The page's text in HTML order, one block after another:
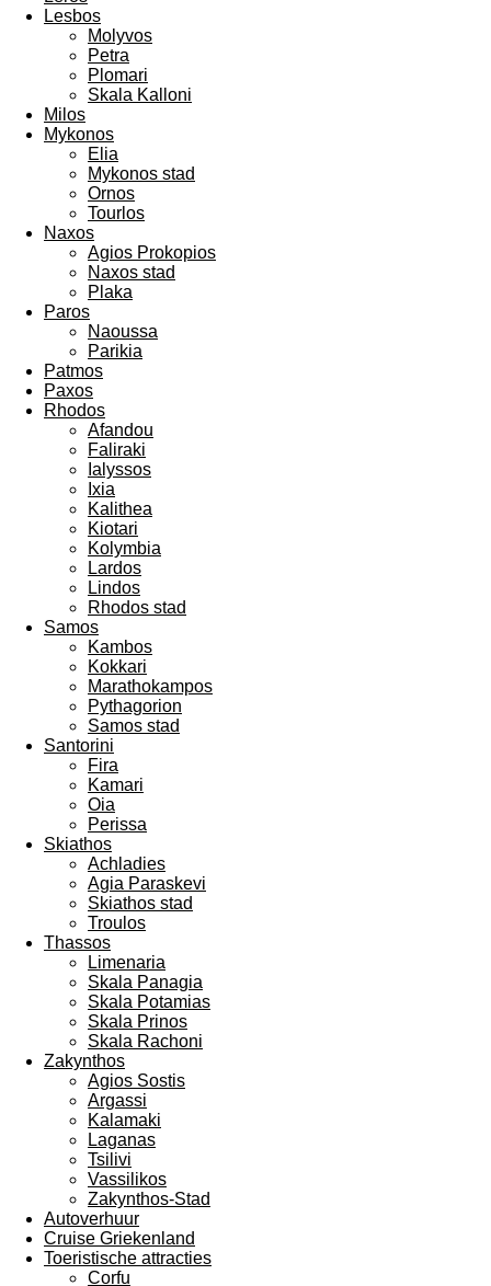
Lesbos
Molyvos
Petra
Plomari
Skala Kalloni
Milos
Mykonos
Elia
Mykonos stad
Ornos
Tourlos
Naxos
Agios Prokopios
Naxos stad
Plaka
Paros
Naoussa
Parikia
Patmos
Paxos
Rhodos
Afandou
Faliraki
Ialyssos
Ixia
Kalithea
Kiotari
Kolymbia
Lardos
Lindos
Rhodos stad
Samos
Kambos
Kokkari
Marathokampos
Pythagorion
Samos stad
Santorini
Fira
Kamari
Oia
Perissa
Skiathos
Achladies
Agia Paraskevi
Skiathos stad
Troulos
Thassos
Limenaria
Skala Panagia
Skala Potamias
Skala Prinos
Skala Rachoni
Zakynthos
Agios Sostis
Argassi
Kalamaki
Laganas
Tsilivi
Vassilikos
Zakynthos-Stad
Autoverhuur
Cruise Griekenland
Toeristische attracties
Corfu